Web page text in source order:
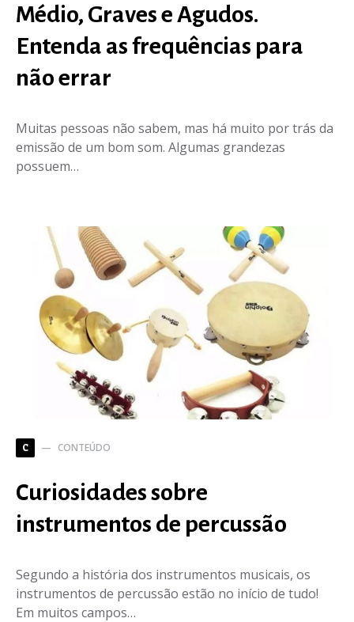
Médio, Graves e Agudos.
Entenda as frequências para
não errar
Muitas pessoas não sabem, mas há muito por trás da
emissão de um bom som. Algumas grandezas
possuem…
C CONTEÚDO
Curiosidades sobre
instrumentos de percussão
Segundo a história dos instrumentos musicais, os
instrumentos de percussão estão no início de tudo!
Em muitos campos…